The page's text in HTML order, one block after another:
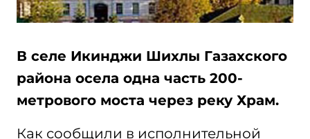
В селе Икинджи Шихлы Газахского
района осела одна часть 200-
метрового моста через реку Храм.
Как сообщили в исполнительной